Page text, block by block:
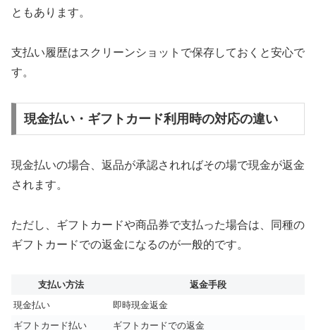
ともあります。
支払い履歴はスクリーンショットで保存しておくと安心で
す。
現金払い・ギフトカード利用時の対応の違い
現金払いの場合、返品が承認されればその場で現金が返金
されます。
ただし、ギフトカードや商品券で支払った場合は、同種の
ギフトカードでの返金になるのが一般的です。
支払い方法
返金手段
現金払い
即時現金返金
ギフトカード払い
ギフトカードでの返金